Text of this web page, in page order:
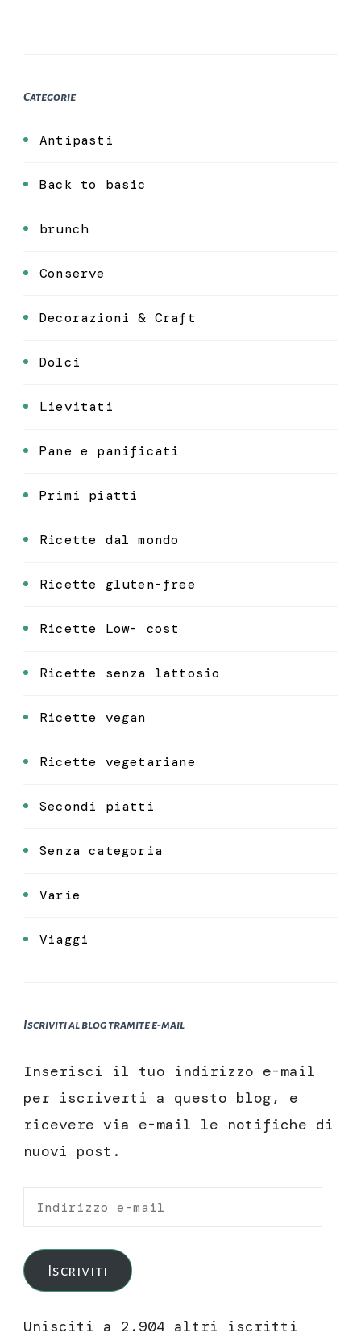
Categorie
Antipasti
Back to basic
brunch
Conserve
Decorazioni & Craft
Dolci
Lievitati
Pane e panificati
Primi piatti
Ricette dal mondo
Ricette gluten-free
Ricette Low- cost
Ricette senza lattosio
Ricette vegan
Ricette vegetariane
Secondi piatti
Senza categoria
Varie
Viaggi
Iscriviti al blog tramite e-mail
Inserisci il tuo indirizzo e-mail
per iscriverti a questo blog, e
ricevere via e-mail le notifiche di
nuovi post.
Indirizzo
mail
Iscriviti
Unisciti a 2.904 altri iscritti